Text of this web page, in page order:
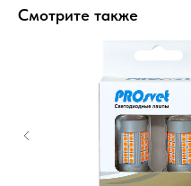
Смотрите также